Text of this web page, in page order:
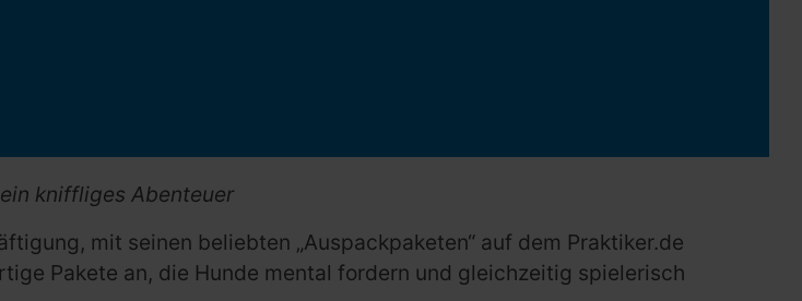
kniffliges Abenteuer
mit seinen beliebten „Auspackpaketen“ auf dem Praktiker.de
Pakete an, die Hunde mental fordern und gleichzeitig spielerisch